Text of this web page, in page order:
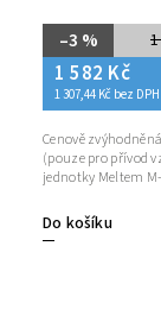
–3 %
1 582 Kč
1 307,44 Kč bez DPH
Do košíku
Cenově
(pouze pro přívod
jednotky Meltem M-